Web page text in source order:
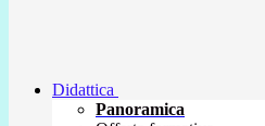
Didattica
Panoramica